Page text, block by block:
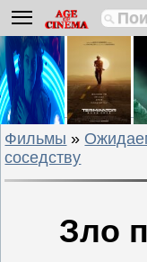
Биографии
Боевики
Вестерны
Военные
Детективы
Драмы
Комедии
Фильмы »
соседству
Зло